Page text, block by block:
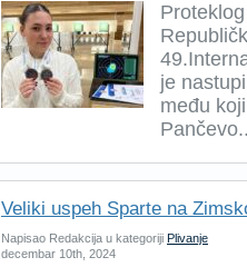
je
među
Veliki uspeh Sparte na
Napisao Redakcija u kategoriji Plivanje
decembar 10th, 2024